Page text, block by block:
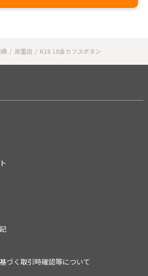
岸里店 K18 18金カフスボタン
づく取引時確認等について